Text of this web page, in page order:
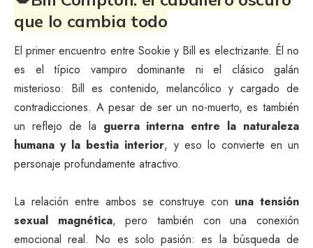
que lo cambia todo
El primer encuentro entre Sookie y Bill es electrizante. Él no
es el típico vampiro dominante ni el clásico galán
misterioso: Bill es contenido, melancólico y cargado de
contradicciones. A pesar de ser un no-muerto, es también
un reflejo de la guerra interna entre la naturaleza
humana y la bestia interior, y eso lo convierte en un
personaje profundamente atractivo.
La relación entre ambos se construye con una tensión
sexual magnética, pero también con una conexión
emocional real. No es solo pasión: es la búsqueda de